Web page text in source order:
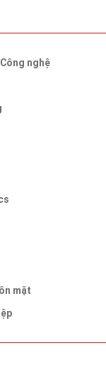
nghệ
mặt